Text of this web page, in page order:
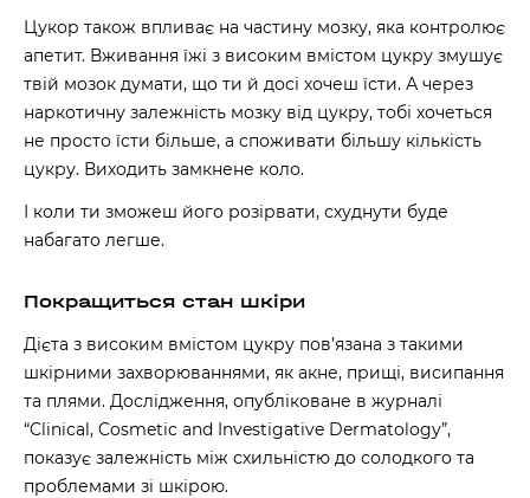
Цукор також впливає на частину мозку, яка контролює
апетит. Вживання їжі з високим вмістом цукру змушує
твій мозок думати, що ти й досі хочеш їсти. А через
наркотичну залежність мозку від цукру, тобі хочеться
не просто їсти більше, а споживати більшу кількість
цукру. Виходить замкнене коло.
І коли ти зможеш його розірвати, схуднути буде
набагато легше.
Покращиться стан шкіри
Дієта з високим вмістом цукру пов’язана з такими
шкірними захворюваннями, як акне, прищі, висипання
та плями. Дослідження, опубліковане в журналі
“Clinical, Cosmetic and Investigative Dermatology”,
показує залежність між схильністю до солодкого та
проблемами зі шкірою.